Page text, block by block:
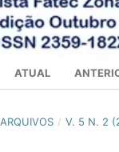
ATUAL
ARQUIVOS / V. 5 N. 2